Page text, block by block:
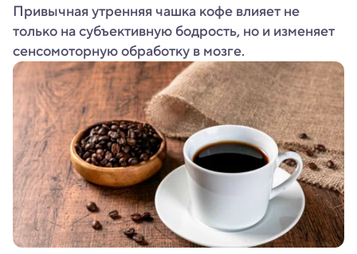
Привычная утренняя чашка кофе влияет не
только на субъективную бодрость, но и изменяет
сенсомоторную обработку в мозге.